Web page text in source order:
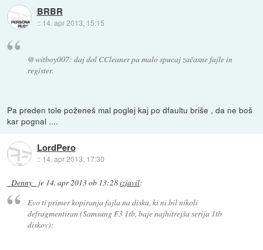
BRBR
:: 14. apr 2013, 15:15
@witboy007: daj dol CCleaner pa malo spucaj začasne fajle in
register.
Pa preden tole poženeš mal poglej kaj po dfaultu briše , da ne boš
kar pognal ....
LordPero
:: 14. apr 2013, 17:30
_Denny_ je 14. apr 2013 ob 13:28izjavil:
Evo ti primer kopiranja fajla na disku, ki ni bil nikoli
defragmentiran (Samsung F3 1tb, baje najhitrejša serija 1tb
diskov):